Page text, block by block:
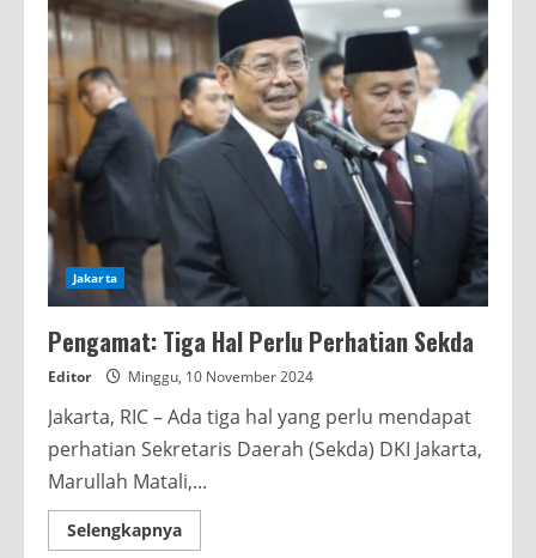
Jakarta
Pengamat: Tiga Hal Perlu Perhatian Sekda
Editor Minggu, 10 November 2024
Jakarta, RIC – Ada tiga hal yang perlu mendapat
perhatian Sekretaris Daerah (Sekda) DKI Jakarta,
Marullah Matali,...
SelengkapnyaRead
more